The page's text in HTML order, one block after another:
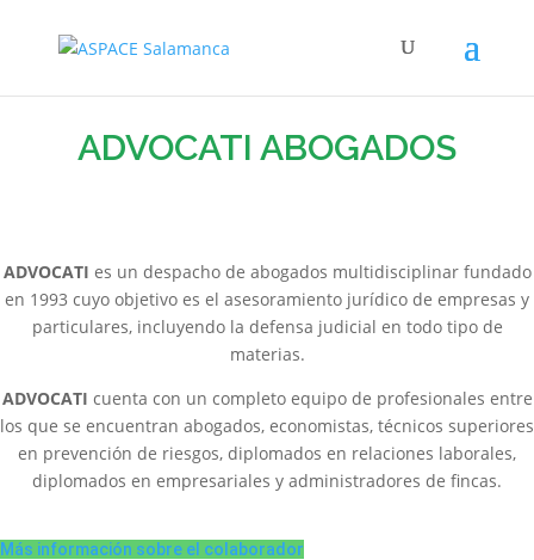
ADVOCATI ABOGADOS
ADVOCATI es un despacho de abogados multidisciplinar fundado
en 1993 cuyo objetivo es el asesoramiento jurídico de empresas y
particulares, incluyendo la defensa judicial en todo tipo de
materias.
ADVOCATI cuenta con un completo equipo de profesionales entre
los que se encuentran abogados, economistas, técnicos superiores
en prevención de riesgos, diplomados en relaciones laborales,
diplomados en empresariales y administradores de fincas.
Más información sobre el colaborador